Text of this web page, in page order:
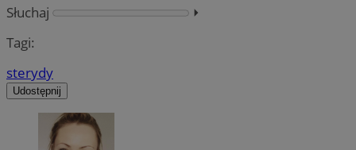
Słuchaj
⏵︎
Tagi:
sterydy
Udostępnij